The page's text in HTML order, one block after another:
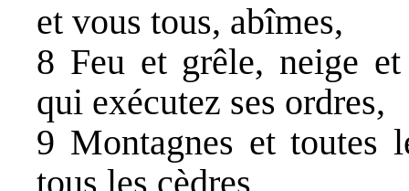
et vous tous, abîmes,
8 Feu et grêle, neige
qui exécutez ses ordres,
9 Montagnes et toutes
tous les cèdres,